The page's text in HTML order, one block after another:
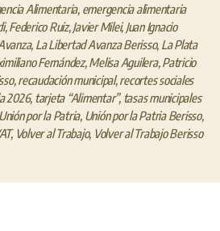
Alimentaria, emergencia alimentaria
,Federico Ruiz,Javier Milei, Juan Ignacio
, La Libertad Avanza Berisso, La Plata
Fernández,Melisa Aguilera,Patricio
,recaudación municipal,recortes sociales
2026, tarjeta “Alimentar”, tasas municipales
Unión por la Patria, Unión por la Patria Berisso,
, Volver al Trabajo, Volver al Trabajo Berisso